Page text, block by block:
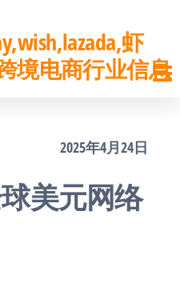
虾
境电商行业信息
2025年4月24日
美元网络